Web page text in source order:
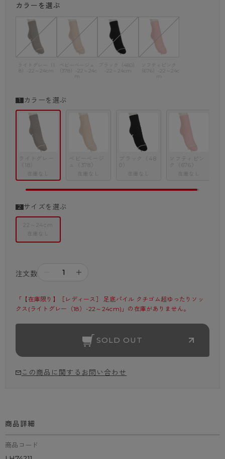
カラーを選ぶ
ライトグレー（1
8）-22～24cm
（378）-22～24c
m
ブラック（480）
-22～24cm
ソフティピンク
（676）-22～24c
m
カラーを選ぶ
（18）
在庫なし
ベビーベージ
ュ（378）
在庫なし
ブラック（48
在庫なし
ソフティピン
ク（676）
在庫なし
サイズを選ぶ
22～24cm
在庫なし
注文数 ＋
「【在庫限り】［レディース］ 足底パイル クチゴム超ゆったりソッ
クス(ライトグレー（18）-22～24cm)」の在庫がありません。
SOLD OUT
この商品に関するお問い合わせ
商品詳細
商品コード